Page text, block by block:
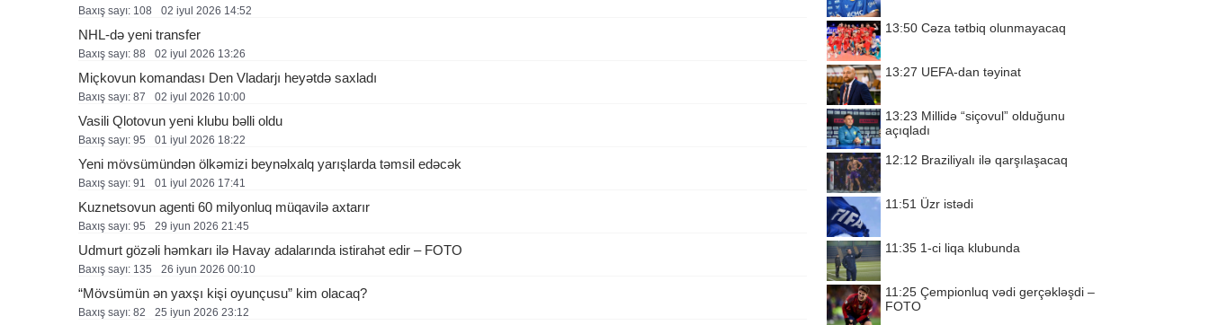
Baxış sayı: 108 02 i̇yul 2026 14:52
NHL-də yeni transfer
Baxış sayı: 88 02 i̇yul 2026 13:26
Miçkovun komandası Den Vladarjı heyətdə saxladı
Baxış sayı: 87 02 i̇yul 2026 10:00
Vasili Qlotovun yeni klubu bəlli oldu
Baxış sayı: 95 01 i̇yul 2026 18:22
Yeni mövsümündən ölkəmizi beynəlxalq yarışlarda təmsil edəcək
Baxış sayı: 91 01 i̇yul 2026 17:41
Kuznetsovun agenti 60 milyonluq müqavilə axtarır
Baxış sayı: 95 29 i̇yun 2026 21:45
Udmurt gözəli həmkarı ilə Havay adalarında istirahət edir – FOTO
Baxış sayı: 135 26 i̇yun 2026 00:10
“Mövsümün ən yaxşı kişi oyunçusu” kim olacaq?
Baxış sayı: 82 25 i̇yun 2026 23:12
13:50 Cəza tətbiq olunmayacaq
13:27 UEFA-dan təyinat
13:23 Millidə “siçovul” olduğunu
açıqladı
12:12 Braziliyalı ilə qarşılaşacaq
11:51 Üzr istədi
11:35 1-ci liqa klubunda
11:25 Çempionluq vədi gerçəkləşdi –
FOTO